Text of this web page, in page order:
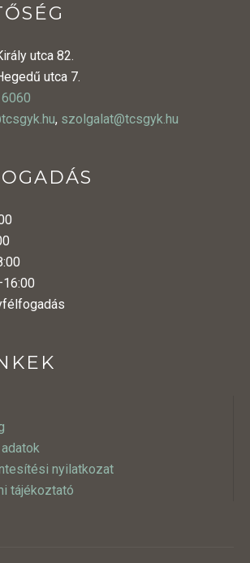
utca 82.
utca 7.
, szolgalat@tcsgyk.hu
nyilatkozat
tájékoztató